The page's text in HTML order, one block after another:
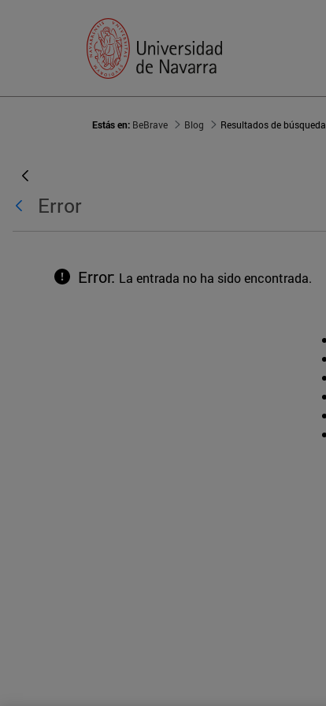
Estás en: BeBrave Blog Resultados de búsqueda
Error
Error: La entrada no ha sido encontrada.